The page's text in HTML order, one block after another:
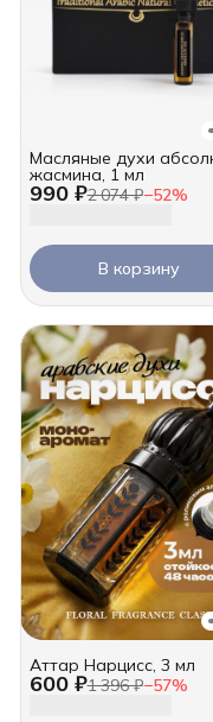
990 ₽2 074 ₽−52%
Масляные духи
жасмина, 1 мл
В корзину
600 ₽1 396 ₽−57%
Аттар Нарцисс, 3 мл